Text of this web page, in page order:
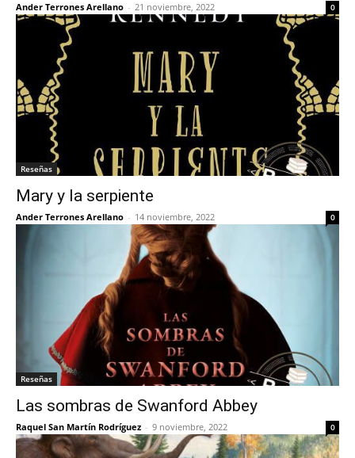
Ander Terrones Arellano - 21 noviembre, 2022 0
Reseñas
Mary y la serpiente
Ander Terrones Arellano - 14 noviembre, 2022 0
Reseñas
Las sombras de Swanford Abbey
Raquel San Martín Rodríguez - 9 noviembre, 2022 0